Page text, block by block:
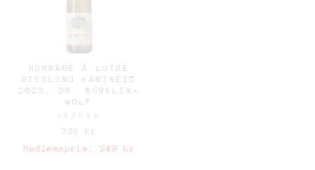
HOMMAGE À LUISE
RIESLING KABINETT
2023, DR. BÜRKLIN-
WOLF
AMFORA
329 kr
Medlemspris:
249 kr